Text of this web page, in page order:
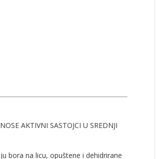
AKTIVNI SASTOJCI U SREDNJI
bora na licu, opuštene i dehidrirane